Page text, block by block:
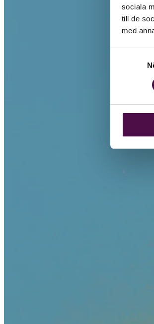
sociala
till de
med